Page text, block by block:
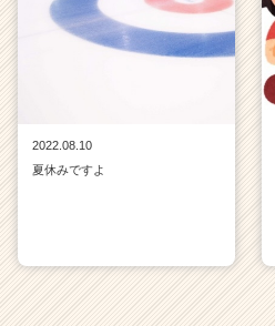
2022.08.10
夏休みですよ